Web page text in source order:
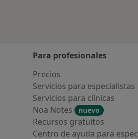
Para profesionales
Precios
Servicios para especialistas
Servicios para clínicas
Noa Notes
nuevo
Recursos gratuitos
Centro de ayuda para